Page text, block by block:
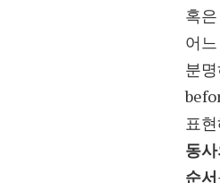
혹
어
분
표
동
순서